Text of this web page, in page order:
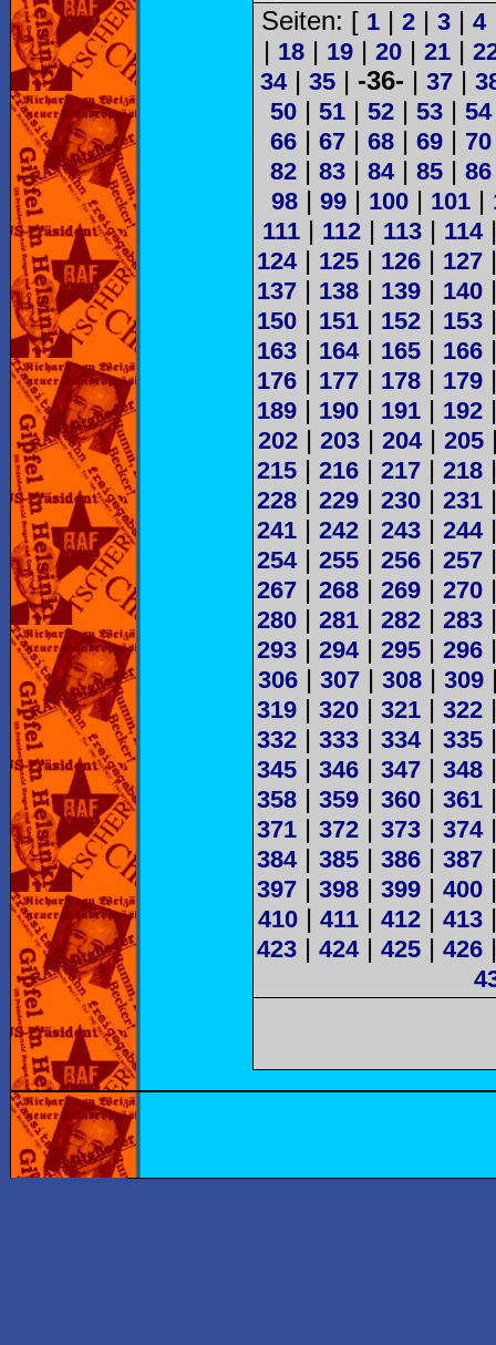
Seiten: [ 1| 2| 3| 4
| 18| 19| 20| 21|
34| 35 | -36- | 37 |
50 | 51 | 52 | 53 | 54
66 | 67 | 68 | 69 | 70
82 | 83 | 84| 85 | 86
98| 99| 100| 101|
111 | 112 | 113 | 114
124| 125 | 126 | 127
137 | 138 | 139 | 140
150 | 151 | 152 | 153
163 | 164| 165 | 166
176 | 177 | 178 | 179
189 | 190 | 191 | 192
202| 203| 204| 205
215 | 216 | 217 | 218
228 | 229 | 230 | 231
241 | 242 | 243 | 244
254| 255 | 256 | 257
267 | 268 | 269 | 270
280 | 281 | 282 | 283
293 | 294| 295 | 296
306| 307| 308| 309
319 | 320 | 321 | 322
332 | 333 | 334| 335
345 | 346 | 347 | 348
358 | 359 | 360 | 361
371 | 372 | 373 | 374
384| 385 | 386 | 387
397 | 398 | 399 | 400
410| 411| 412| 413
423 | 424| 425 | 426